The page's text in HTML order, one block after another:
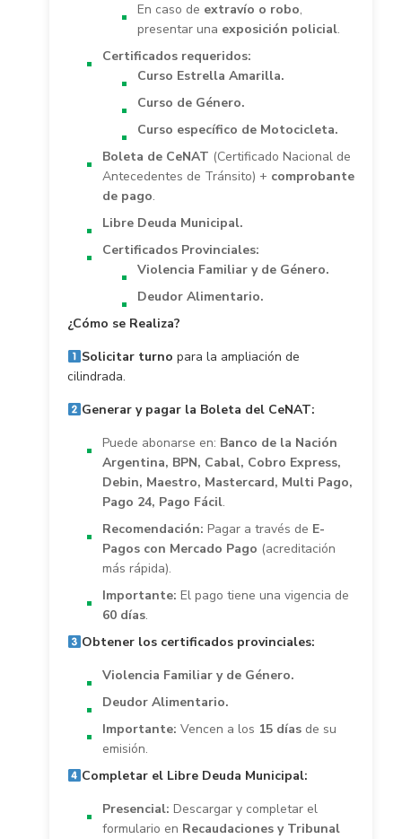
En caso de extravío o robo,
presentar una exposición policial.
Certificados requeridos:
Curso Estrella Amarilla.
Curso de Género.
Curso específico de Motocicleta.
Boleta de CeNAT (Certificado Nacional de
Antecedentes de Tránsito) + comprobante
de pago.
Libre Deuda Municipal.
Certificados Provinciales:
Violencia Familiar y de Género.
Deudor Alimentario.
¿Cómo se Realiza?
Solicitar turno para la ampliación de
cilindrada.
Generar y pagar la Boleta del CeNAT:
Puede abonarse en: Banco de la Nación
Argentina, BPN, Cabal, Cobro Express,
Debin, Maestro, Mastercard, Multi Pago,
Pago 24, Pago Fácil.
Recomendación: Pagar a través de E-
Pagos con Mercado Pago (acreditación
más rápida).
Importante: El pago tiene una vigencia de
60 días.
Obtener los certificados provinciales:
Violencia Familiar y de Género.
Deudor Alimentario.
Importante: Vencen a los 15 díasde su
emisión.
Completar el Libre Deuda Municipal:
Presencial: Descargar y completar el
formulario en Recaudaciones y Tribunal